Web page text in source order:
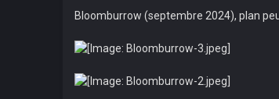
Bloomburrow (septembre 2024), plan